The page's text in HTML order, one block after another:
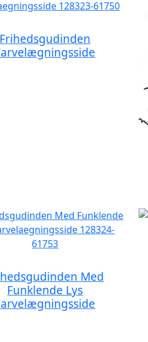
Frihedsgudinden
Med
Funklende Lys